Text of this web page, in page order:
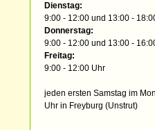
Dienstag:
9:00 - 12:00 und 13:00 -
Donnerstag:
9:00 - 12:00 und 13:00 -
Freitag:
9:00 - 12:00 Uhr
jeden ersten Samstag im
Uhr in Freyburg (Unstrut)